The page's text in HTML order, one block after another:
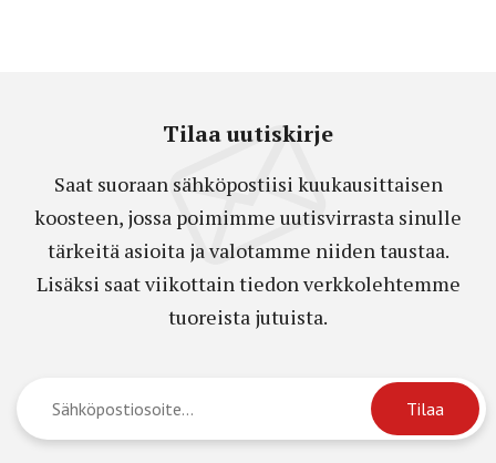
Tilaa uutiskirje
Saat suoraan sähköpostiisi kuukausittaisen
koosteen, jossa poimimme uutisvirrasta sinulle
tärkeitä asioita ja valotamme niiden taustaa.
Lisäksi saat viikottain tiedon verkkolehtemme
tuoreista jutuista.